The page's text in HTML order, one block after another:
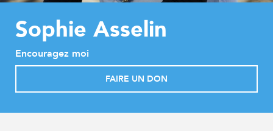
Sophie Asselin
Encouragez moi
FAIRE UN DON